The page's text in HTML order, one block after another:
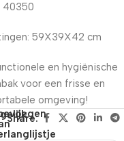
40350
59X39X42 cm
en hygiënische
voor een frisse en
omgeving!
Share: